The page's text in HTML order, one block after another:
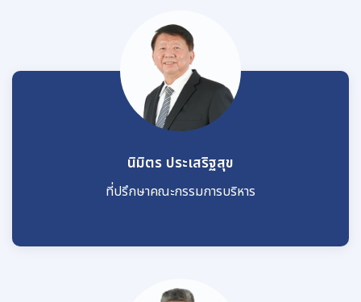
นิมิตร ประเสริฐสุข
ที่ปรึกษาคณะกรรมการบริหาร